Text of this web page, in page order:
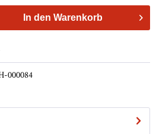
In den Warenkorb
000084